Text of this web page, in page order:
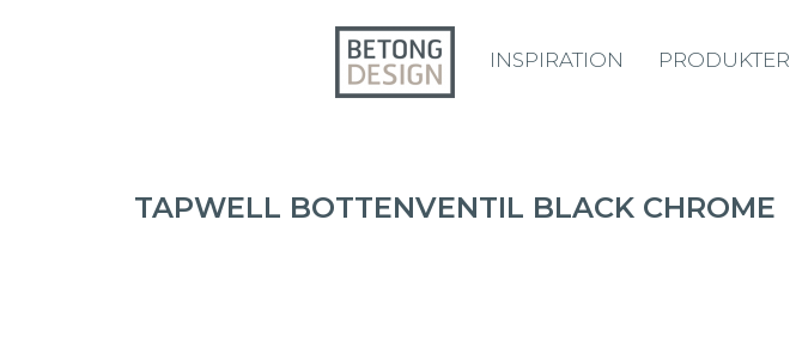
INSPIRATION PRODUKTER
TAPWELL BOTTENVENTIL BLACK CHROME